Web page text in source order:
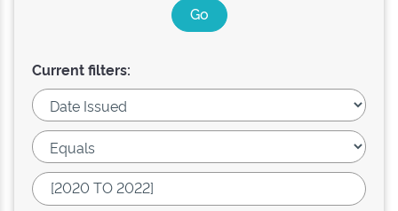
Current filters: